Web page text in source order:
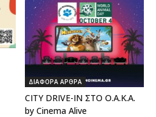
ΔΙΑΦΟΡΑ ΑΡΘΡΑ
CITY DRIVE-IN ΣΤΟ Ο.Α.Κ.Α.
by Cinema Alive